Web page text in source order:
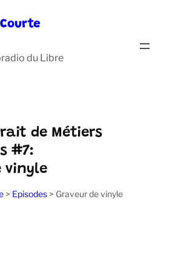
du Libre
de Métiers
#7:
vinyle
> Episodes > Graveur de vinyle